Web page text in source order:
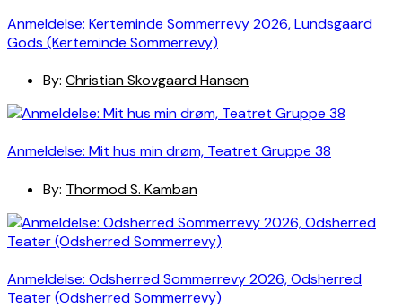
Anmeldelse: Kerteminde Sommerrevy 2026, Lundsgaard
Gods (Kerteminde Sommerrevy)
By: Christian Skovgaard Hansen
Anmeldelse: Mit hus min drøm, Teatret Gruppe 38
By: Thormod S. Kamban
Anmeldelse: Odsherred Sommerrevy 2026, Odsherred
Teater (Odsherred Sommerrevy)